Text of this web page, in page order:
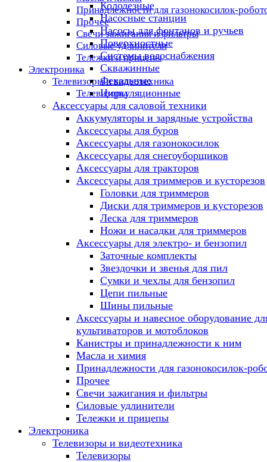
Принадлежности для газонокосилок-
Прочее
Свечи зажигания и фильтры
Силовые удлинители
Тележки и прицепы
Электроника
Телевизоры и видеотехника
Телевизоры
Колодезные
Насосные станции
Насосы для фонтанов и ручьев
Поверхностные
Системы водоснабжения
Скважинные
Фекальные
Циркуляционные
Аксессуары для садовой техники
Аккумуляторы и зарядные устройства
Аксессуары для буров
Аксессуары для газонокосилок
Аксессуары для снегоуборщиков
Аксессуары для тракторов
Аксессуары для триммеров и кусторезов
Головки для триммеров
Диски для триммеров и кусторезов
Леска для триммеров
Ножи и насадки для триммеров
Аксессуары для электро- и бензопил
Заточные комплекты
Звездочки и звенья для пил
Сумки и чехлы для бензопил
Цепи пильные
Шины пильные
Аксессуары и навесное оборудование
культиваторов и мотоблоков
Канистры и принадлежности к ним
Масла и химия
Принадлежности для газонокосилок-
Прочее
Свечи зажигания и фильтры
Силовые удлинители
Тележки и прицепы
Электроника
Телевизоры и видеотехника
Телевизоры